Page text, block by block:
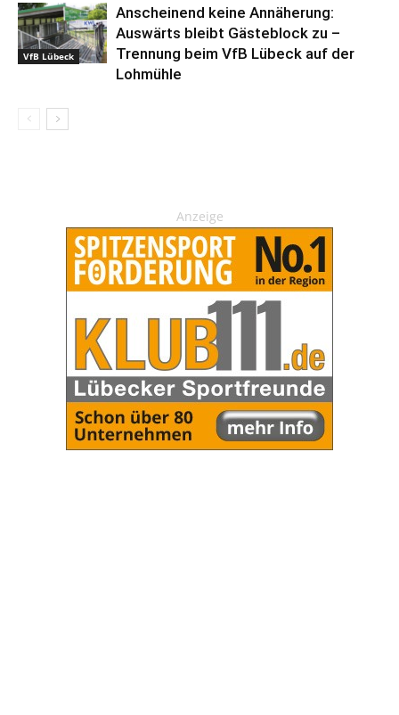
VfB Lübeck
Anscheinend keine Annäherung:
Auswärts bleibt Gästeblock zu –
Trennung beim VfB Lübeck auf der
Lohmühle
Anzeige